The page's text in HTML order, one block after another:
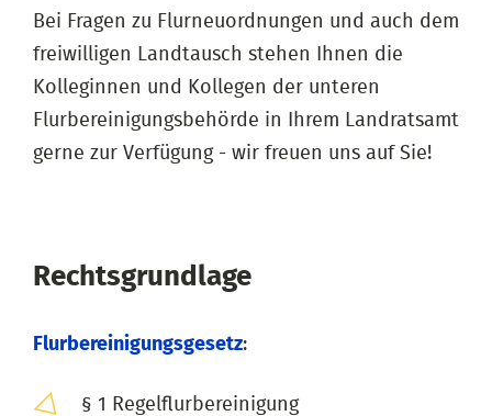
Bei Fragen zu Flurneuordnungen und auch dem
freiwilligen Landtausch stehen Ihnen die
Kolleginnen und Kollegen der unteren
Flurbereinigungsbehörde in Ihrem Landratsamt
gerne zur Verfügung - wir freuen uns auf Sie!
Rechtsgrundlage
Flurbereinigungsgesetz:
§ 1 Regelflurbereinigung